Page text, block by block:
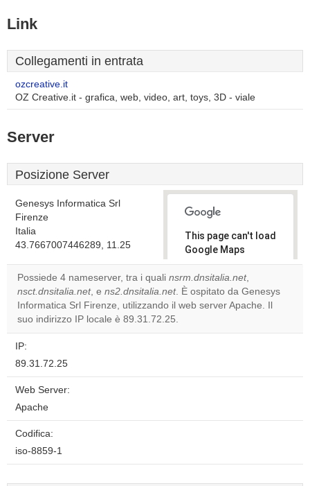
Link
Collegamenti in entrata
ozcreative.it
OZ Creative.it - grafica, web, video, art, toys, 3D - viale
Server
Posizione Server
Genesys Informatica Srl
Firenze
Italia
43.7667007446289, 11.25
This page can't load
Google Maps
correctly.
Do you
own this
OK
Possiede 4 nameserver, tra i quali nsrm.dnsitalia.net,
nsct.dnsitalia.net, e ns2.dnsitalia.net. È ospitato da Genesys
Informatica Srl Firenze, utilizzando il web server Apache. Il
suo indirizzo IP locale è 89.31.72.25.
IP:
89.31.72.25
Web Server:
Apache
Codifica:
iso-8859-1